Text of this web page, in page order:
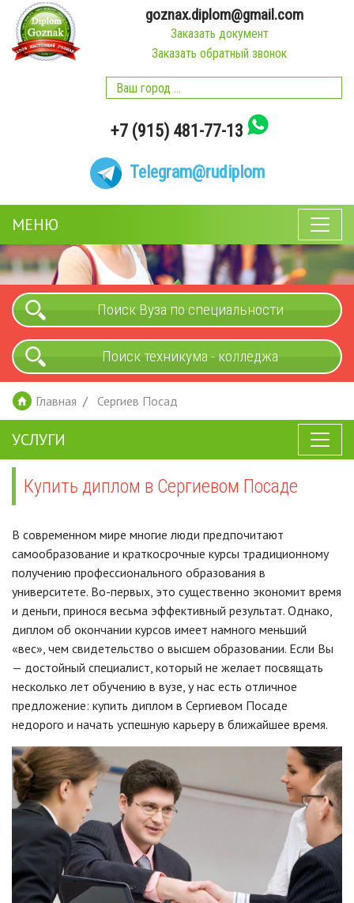
goznax.diplom@gmail.com
Заказать документ
Заказать обратный звонок
+7 (915) 481-77-13
Telegram@rudiplom
МЕНЮ
Поиск Вуза по специальности
Поиск техникума - колледжа
Главная Сергиев Посад
УСЛУГИ
Купить диплом в Сергиевом Посаде
В современном мире многие люди предпочитают
самообразование и краткосрочные курсы традиционному
получению профессионального образования в
университете. Во-первых, это существенно экономит время
и деньги, принося весьма эффективный результат. Однако,
диплом об окончании курсов имеет намного меньший
«вес», чем свидетельство о высшем образовании. Если Вы
— достойный специалист, который не желает посвящать
несколько лет обучению в вузе, у нас есть отличное
предложение: купить диплом в Сергиевом Посаде
недорого и начать успешную карьеру в ближайшее время.